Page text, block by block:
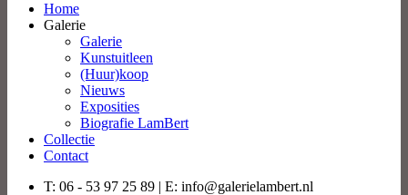
Home
Galerie
Galerie
Kunstuitleen
(Huur)koop
Nieuws
Exposities
Biografie LamBert
Collectie
Contact
T: 06 - 53 97 25 89 | E: info@galerielambert.nl